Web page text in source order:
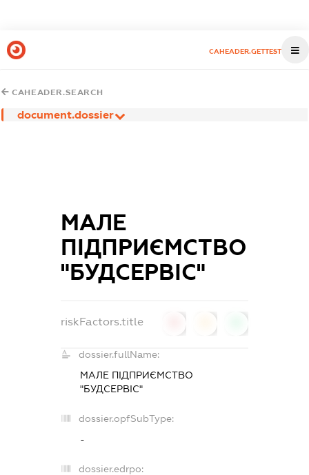
CAHEADER.GETTEST
CAHEADER.SEARCH
document.dossier
МАЛЕ
ПІДПРИЄМСТВО
"БУДСЕРВІС"
riskFactors.title
dossier.fullName:
МАЛЕ ПІДПРИЄМСТВО
"БУДСЕРВІС"
dossier.opfSubType:
-
dossier.edrpo: